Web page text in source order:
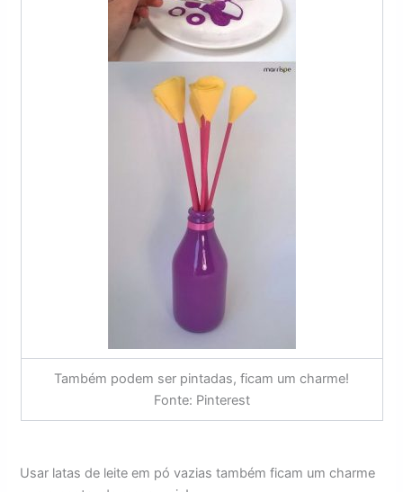
Também podem ser pintadas, ficam um charme!
Fonte: Pinterest
Usar latas de leite em pó vazias também ficam um charme